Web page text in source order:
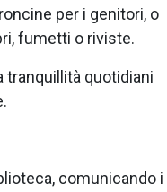
per i genitori, o
fumetti o riviste.
tranquillità quotidiani
comunicando i